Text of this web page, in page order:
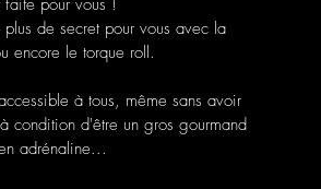
faite pour vous !
plus de secret pour vous avec la
encore le torque roll.
à tous, même sans avoir
condition d'être un gros gourmand
adrénaline...